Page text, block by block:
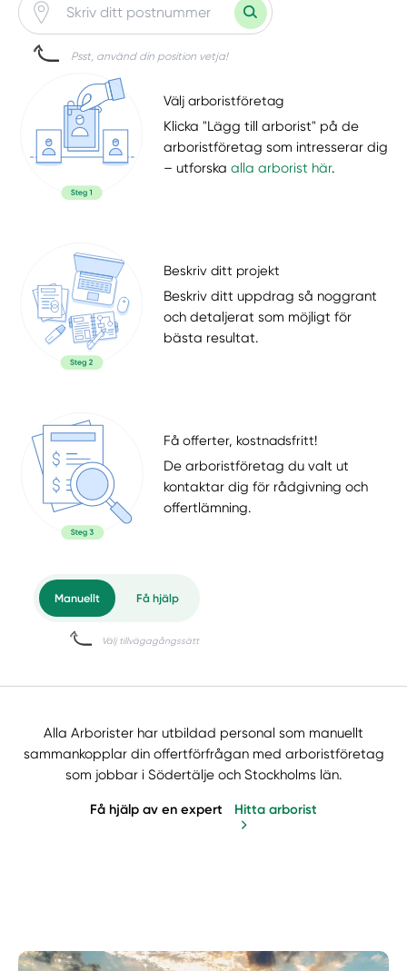
Psst, använd din position vetja!
Välj arboristföretag
Klicka "Lägg till arborist" på de
arboristföretag som intresserar dig
– utforskaalla arborist här.
Beskriv ditt projekt
Beskriv ditt uppdrag så noggrant
och detaljerat som möjligt för
bästa resultat.
Få offerter, kostnadsfritt!
De arboristföretag du valt ut
kontaktar dig för rådgivning och
offertlämning.
Alla Arborister har utbildad personal som manuellt
sammankopplar din offertförfrågan med arboristföretag
som jobbar i Södertälje och Stockholms län.
Få hjälp av en expert Hitta arborist